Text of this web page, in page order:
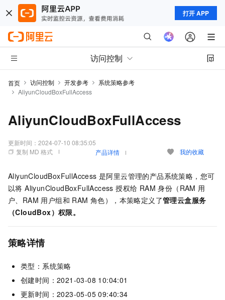
打开 APP
访问控制
首页 访问控制 开发参考
系统策略参考
AliyunCloudBoxFullAccess
AliyunCloudBoxFullAccess
更新时间： 2024-07-10 08:35:05
复制 MD 格式
产品详情 我的收藏
AliyunCloudBoxFullAccess 是阿里云管理的产品系统策略，您可
以将 AliyunCloudBoxFullAccess 授权给 RAM 身份（RAM 用
户、RAM 用户组和 RAM 角色），本策略定义了管理云盒服务
（CloudBox）权限。
策略详情
类型：系统策略
创建时间：2021-03-08 10:04:01
更新时间：2023-05-05 09:40:34